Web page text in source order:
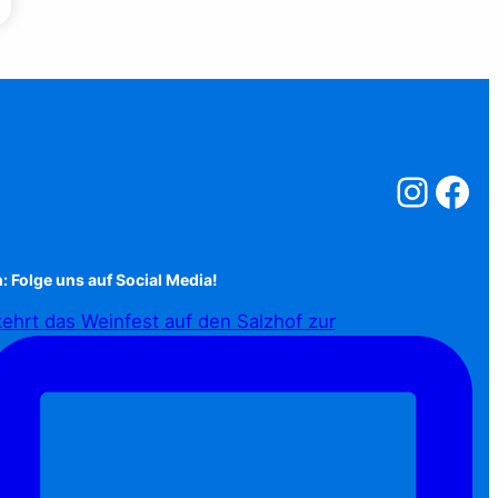
Salzstreuner
Folge uns auf Social Media!
das Weinfest auf den Salzhof zur